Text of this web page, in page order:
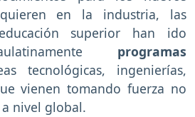
en la industria, las
superior han ido
programas
tecnológicas, ingenierías,
vienen tomando fuerza no
nivel global.